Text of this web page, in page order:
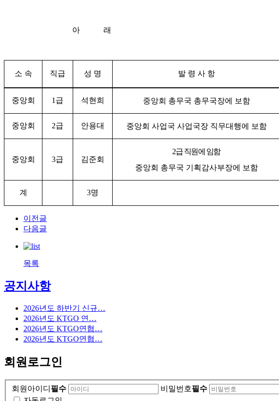
아 래​
소 속 직급 성 명 발 령 사 항
중앙회 1 급 석현희 중앙회 총무국 총무국장에 보함
중앙회 2급 안용대 중앙회 사업국 사업국장 직무대행에 보함
중앙회 3급 김준회
2급 직원에 임함
중앙회 총무국 기획감사부장에 보함
계 3명
이전글
다음글
목록
공지사항
2026년도 하반기 신규…
2026년도 KTGO 연…
2026년도 KTGO연협…
2026년도 KTGO연협…
회원로그인
회원아이디 필수 비밀번호필수